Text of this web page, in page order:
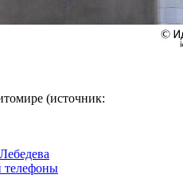
(источник:
телефоны